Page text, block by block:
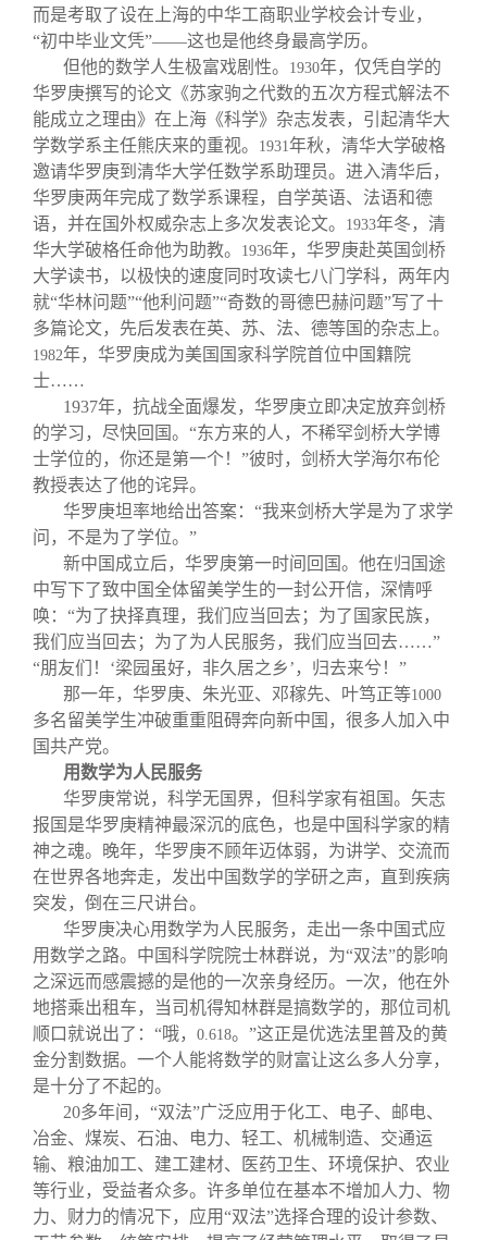
而是考取了设在上海的中华工商职业学校会计专业，
“初中毕业文凭”——这也是他终身最高学历。
但他的数学人生极富戏剧性。
1930年，仅凭自学的
华罗庚撰写的论文《苏家驹之代数的五次方程式解法不
能成立之理由》在上海《科学》杂志发表，引起清华大
学数学系主任熊庆来的重视。
1931年秋，清华大学破格
邀请华罗庚到清华大学任数学系助理员。进入清华后，
华罗庚两年完成了数学系课程，自学英语、法语和德
语，并在国外权威杂志上多次发表论文。
1933年冬，清
华大学破格任命他为助教。
1936年，华罗庚赴英国剑桥
大学读书，以极快的速度同时攻读七八门学科，两年内
就“华林问题”“他利问题”“奇数的哥德巴赫问题”写了十
多篇论文，先后发表在英、苏、法、德等国的杂志上。
1982年，华罗庚成为美国国家科学院首位中国籍院
士……
1937年，抗战全面爆发，华罗庚立即决定放弃剑桥
的学习，尽快回国。“东方来的人，不稀罕剑桥大学博
士学位的，你还是第一个！”彼时，剑桥大学海尔布伦
教授表达了他的诧异。
华罗庚坦率地给出答案：“我来剑桥大学是为了求学
问，不是为了学位。”
新中国成立后，华罗庚第一时间回国。他在归国途
中写下了致中国全体留美学生的一封公开信，深情呼
唤：“为了抉择真理，我们应当回去；为了国家民族，
我们应当回去；为了为人民服务，我们应当回去……”
“朋友们！‘梁园虽好，非久居之乡’，归去来兮！”
那一年，华罗庚、朱光亚、邓稼先、叶笃正等1000
多名留美学生冲破重重阻碍奔向新中国，很多人加入中
国共产党。
用数学为人民服务
华罗庚常说，科学无国界，但科学家有祖国。矢志
报国是华罗庚精神最深沉的底色，也是中国科学家的精
神之魂。晚年，华罗庚不顾年迈体弱，为讲学、交流而
在世界各地奔走，发出中国数学的学研之声，直到疾病
突发，倒在三尺讲台。
华罗庚决心用数学为人民服务，走出一条中国式应
用数学之路。中国科学院院士林群说，为“双法”的影响
之深远而感震撼的是他的一次亲身经历。一次，他在外
地搭乘出租车，当司机得知林群是搞数学的，那位司机
顺口就说出了：“哦， 0.618。”这正是优选法里普及的黄
金分割数据。一个人能将数学的财富让这么多人分享，
是十分了不起的。
20多年间，“双法”广泛应用于化工、电子、邮电、
冶金、煤炭、石油、电力、轻工、机械制造、交通运
输、粮油加工、建工建材、医药卫生、环境保护、农业
等行业，受益者众多。许多单位在基本不增加人力、物
力、财力的情况下，应用“双法”选择合理的设计参数、